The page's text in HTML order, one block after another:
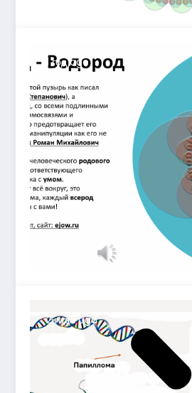
1 год ago
2 года ago